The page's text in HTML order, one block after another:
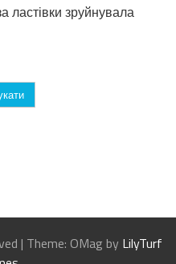
ластівки зруйнувала
| Theme: OMag by LilyTurf